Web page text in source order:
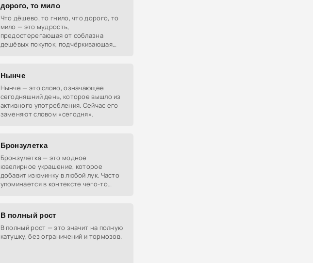
дорого, то мило
Что дёшево, то гнило, что дорого, то
мило — это мудрость,
предостерегающая от соблазна
дешёвых покупок, подчёркивающая
Нынче
Нынче — это слово, означающее
сегодняшний день, которое вышло из
активного употребления. Сейчас его
заменяют словом «сегодня».
Бронзулетка
Бронзулетка — это модное
ювелирное украшение, которое
добавит изюминку в любой лук. Часто
упоминается в контексте чего-то
В полный рост
В полный рост — это значит на полную
катушку, без ограничений и тормозов.